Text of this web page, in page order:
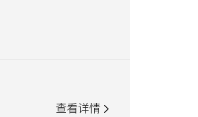
查看详情